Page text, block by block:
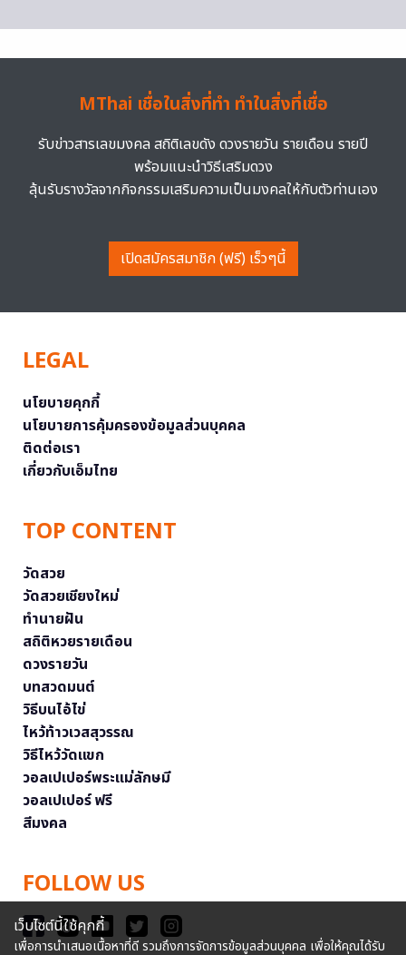
MThai เชื่อในสิ่งที่ทำ ทำในสิ่งที่เชื่อ
รับข่าวสารเลขมงคล สถิติเลขดัง ดวงรายวัน รายเดือน รายปี
พร้อมแนะนำวิธีเสริมดวง
ลุ้นรับรางวัลจากกิจกรรมเสริมความเป็นมงคลให้กับตัวท่านเอง
เปิดสมัครสมาชิก (ฟรี) เร็วๆนี้
LEGAL
นโยบายคุกกี้
นโยบายการคุ้มครองข้อมูลส่วนบุคคล
ติดต่อเรา
เกี่ยวกับเอ็มไทย
TOP CONTENT
วัดสวย
วัดสวยเชียงใหม่
ทำนายฝัน
สถิติหวยรายเดือน
ดวงรายวัน
บทสวดมนต์
วิธีบนไอ้ไข่
ไหว้ท้าวเวสสุวรรณ
วิธีไหว้วัดแขก
วอลเปเปอร์พระแม่ลักษมี
วอลเปเปอร์ ฟรี
สีมงคล
FOLLOW US
เว็บไซต์นี้ใช้คุกกี้
เพื่อการนำเสนอเนื้อหาที่ดี รวมถึงการจัดการข้อมูลส่วนบุคคล เพื่อให้คุณได้รับ